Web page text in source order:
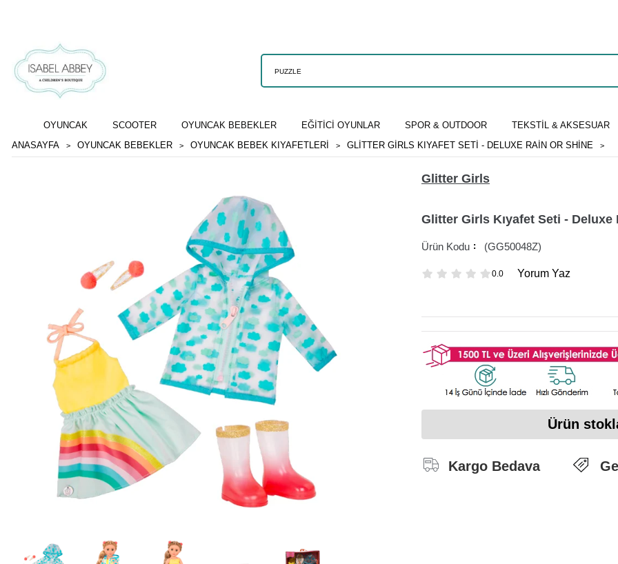
OYUNCAK SCOOTER OYUNCAK BEBEKLER EĞİTİCİ OYUNLAR SPOR & OUTDOOR
TEKSTİL & AKSESUAR
ANASAYFA
OYUNCAK BEBEKLER OYUNCAK BEBEK KIYAFETLERI GLITTER GIRLS KIYAFET SETI - DELUXE RAIN OR SHINE
Glitter Girls
Glitter Girls Kıyafet Seti - Deluxe
(GG50048Z)
0.0 Yorum Yaz
Ürün
Kargo Bedava